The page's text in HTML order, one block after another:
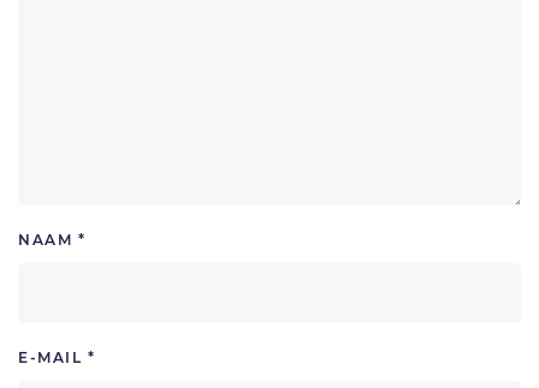
NAAM *
E-MAIL *